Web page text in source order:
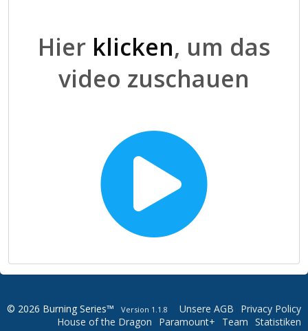
Hier klicken, um das
video zuschauen
© 2026 Burning Series™ Version 1.1.8 Privacy Policy
Unsere AGB
Statistiken
Team
Paramount+
House of the Dragon